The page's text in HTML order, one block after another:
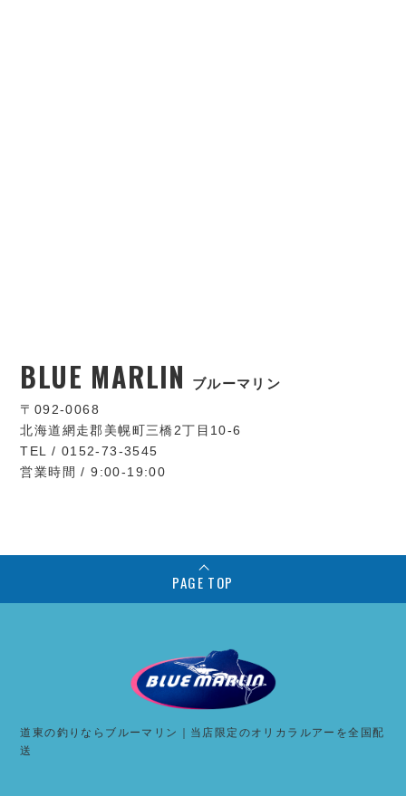
BLUE MARLIN ブルーマリン
〒092-0068
北海道網走郡美幌町三橋2丁目10-6
TEL / 0152-73-3545
営業時間 / 9:00-19:00
PAGE TOP
道東の釣りならブルーマリン｜当店限定のオリカラルアーを全国配
送